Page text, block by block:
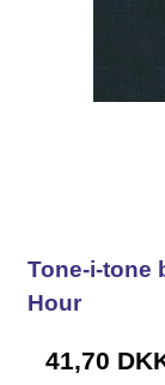
Tone-i-tone
Hour
41,70